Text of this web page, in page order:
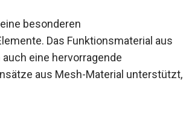
besonderen
Das Funktionsmaterial aus
eine hervorragende
aus Mesh-Material unterstützt,